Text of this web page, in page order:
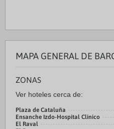
MAPA GENERAL DE
ZONAS
Ver hoteles cerca de:
Plaza de Cataluña
Ensanche Izdo-Hospital Clínico
El Raval